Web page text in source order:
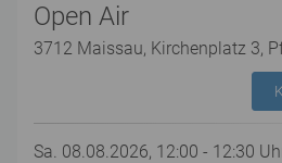
Open Air
3712 Maissau, Kirchenplatz 3,
Sa. 08.08.2026, 12:00 - 12:30